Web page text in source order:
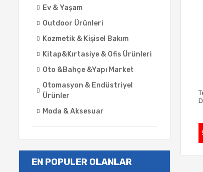
Ev & Yaşam
Outdoor Ürünleri
Kozmetik & Kişisel Bakım
Kitap&Kırtasiye & Ofis Ürünleri
Oto &Bahçe &Yapı Market
Otomasyon & Endüstriyel
Ürünler
Moda & Aksesuar
EN POPULER OLANLAR